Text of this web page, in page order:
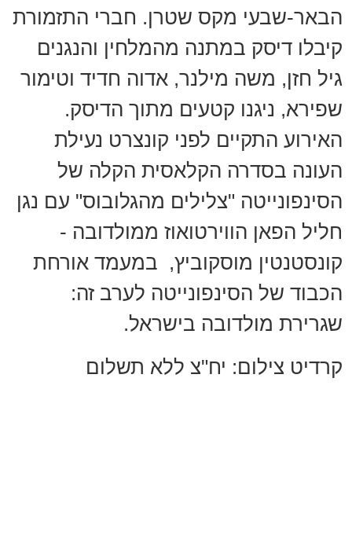
הבאר-שבעי מקס שטרן. חברי התזמורת
קיבלו דיסק במתנה מהמלחין והנגנים
גיל חזן, משה מילנר, אדוה חדיד וטימור
שפירא, ניגנו קטעים מתוך הדיסק.
האירוע התקיים לפני קונצרט נעילת
העונה בסדרה הקלאסית הקלה של
הסינפונייטה "צלילים מהגלובוס" עם נגן
חליל הפאן הווירטואוז ממולדובה -
קונסטנטין מוסקוביץ, במעמד אורחת
הכבוד של הסינפונייטה לערב זה:
שגרירת מולדובה בישראל.
קרדיט צילום: יח"צ ללא תשלום